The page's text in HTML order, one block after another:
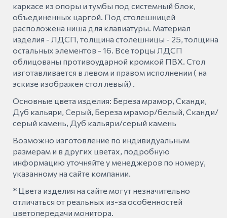
каркасе из опоры и тумбы под системный блок,
объединенных царгой. Под столешницей
расположена ниша для клавиатуры. Материал
изделия - ЛДСП, толщина столешницы - 25, толщина
остальных элементов - 16. Все торцы ЛДСП
облицованы противоударной кромкой ПВХ. Стол
изготавливается в левом и правом исполнении ( на
эскизе изображен стол левый) .
Основные цвета изделия: Береза мрамор, Сканди,
Дуб кальяри, Серый, Береза мрамор/белый, Сканди/
серый камень, Дуб кальяри/серый камень
Возможно изготовление по индивидуальным
размерам и в других цветах, подробную
информацию уточняйте у менеджеров по номеру,
указанному на сайте компании.
* Цвета изделия на сайте могут незначительно
отличаться от реальных из-за особенностей
цветопередачи монитора.